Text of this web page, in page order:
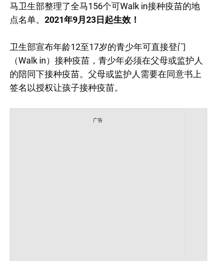
马卫生部整理了全马156个可Walk in接种疫苗的地
点名单。 2021年9月23日起生效！
卫生部宣布年龄12至17岁的青少年可直接登门
（Walk in）接种疫苗，青少年必须在父母或监护人
的陪同下接种疫苗。父母或监护人需要在同意书上
签名以授权让孩子接种疫苗。
广告